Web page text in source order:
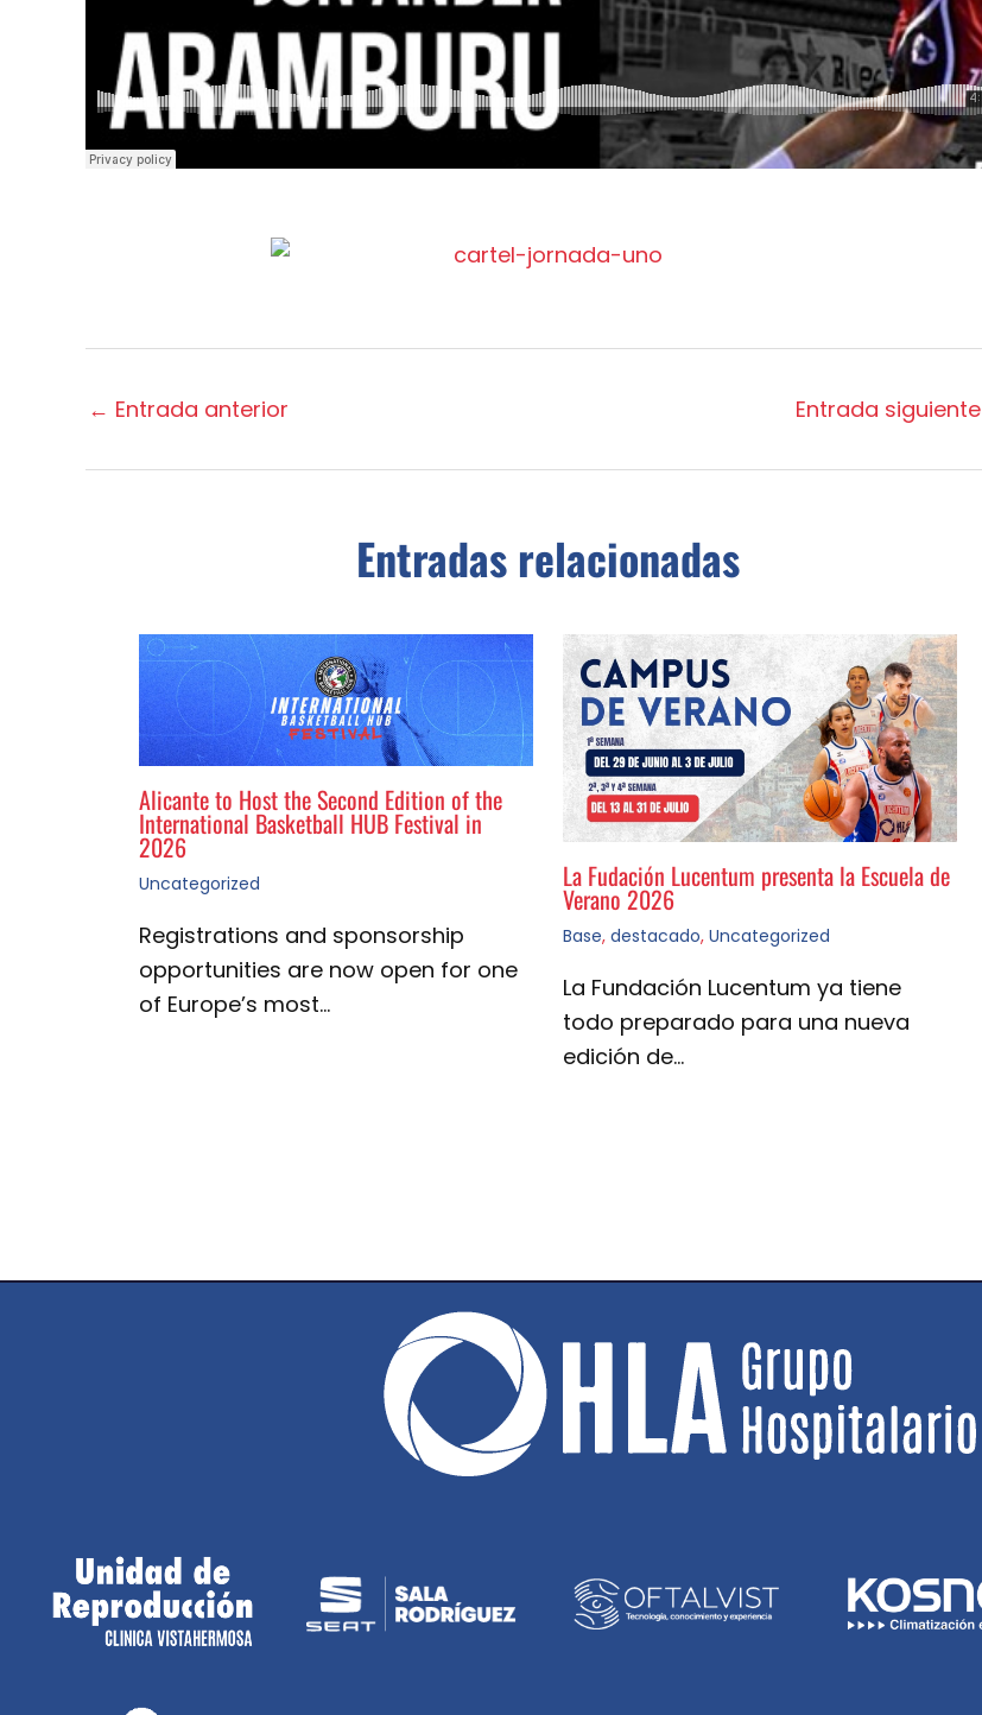
← Entrada anterior Entrada siguiente
Entradas relacionadas
Alicante to Host the Second Edition of the
International Basketball HUB Festival in
2026
Uncategorized
Registrations and sponsorship
opportunities are now open for one
of Europe’s most…
La Fudación Lucentum presenta la Escuela de
Verano 2026
Base, destacado, Uncategorized
La Fundación Lucentum ya tiene
todo preparado para una nueva
edición de…